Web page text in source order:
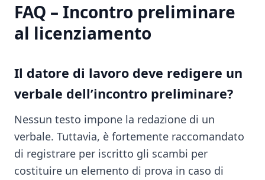
FAQ – Incontro preliminare
al licenziamento
Il datore di lavoro deve redigere un
verbale dell’incontro preliminare?
Nessun testo impone la redazione di un
verbale. Tuttavia, è fortemente raccomandato
di registrare per iscritto gli scambi per
costituire un elemento di prova in caso di